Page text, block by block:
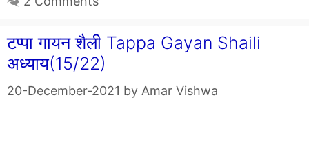
टप्पा गायन शैली Tappa Gayan Shaili
अध्याय(15/22)
20-December-2021 by Amar Vishwa